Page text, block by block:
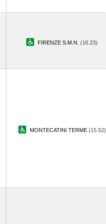
FIRENZE S.M.N. (16.23)
MONTECATINI TERME (15.52)